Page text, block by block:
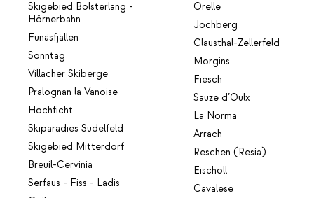
Skigebied Bolsterlang -
Hörnerbahn
Funäsfjällen
Sonntag
Villacher Skiberge
Pralognan la Vanoise
Hochficht
Skiparadies Sudelfeld
Skigebied Mitterdorf
Breuil-Cervinia
Serfaus - Fiss - Ladis
Orelle
Jochberg
Clausthal-Zellerfeld
Morgins
Fiesch
Sauze d’Oulx
La Norma
Arrach
Reschen (Resia)
Eischoll
Cavalese